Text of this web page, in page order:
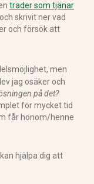
trader som tjänar
skrivit ner vad
och försök att
men
jag osäker och
på det?
för mycket tid
får honom/henne
hjälpa dig att